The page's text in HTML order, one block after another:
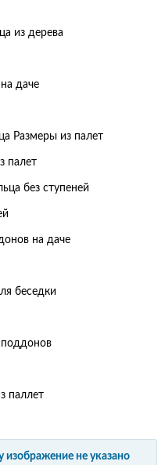
палет
не указано